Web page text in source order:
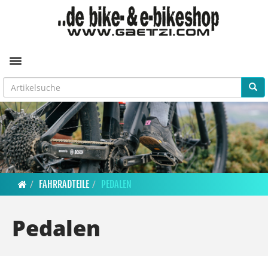
Toggle navigation
FAHRRADTEILE PEDALEN
Pedalen